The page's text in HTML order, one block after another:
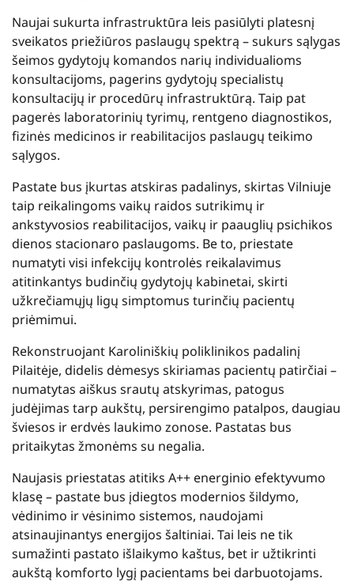
Naujai sukurta infrastruktūra leis pasiūlyti platesnį
sveikatos priežiūros paslaugų spektrą – sukurs sąlygas
šeimos gydytojų komandos narių individualioms
konsultacijoms, pagerins gydytojų specialistų
konsultacijų ir procedūrų infrastruktūrą. Taip pat
pagerės laboratorinių tyrimų, rentgeno diagnostikos,
fizinės medicinos ir reabilitacijos paslaugų teikimo
sąlygos.
Pastate bus įkurtas atskiras padalinys, skirtas Vilniuje
taip reikalingoms vaikų raidos sutrikimų ir
ankstyvosios reabilitacijos, vaikų ir paauglių psichikos
dienos stacionaro paslaugoms. Be to, priestate
numatyti visi infekcijų kontrolės reikalavimus
atitinkantys budinčių gydytojų kabinetai, skirti
užkrečiamųjų ligų simptomus turinčių pacientų
priėmimui.
Rekonstruojant Karoliniškių poliklinikos padalinį
Pilaitėje, didelis dėmesys skiriamas pacientų patirčiai –
numatytas aiškus srautų atskyrimas, patogus
judėjimas tarp aukštų, persirengimo patalpos, daugiau
šviesos ir erdvės laukimo zonose. Pastatas bus
pritaikytas žmonėms su negalia.
Naujasis priestatas atitiks A++ energinio efektyvumo
klasę – pastate bus įdiegtos modernios šildymo,
vėdinimo ir vėsinimo sistemos, naudojami
atsinaujinantys energijos šaltiniai. Tai leis ne tik
sumažinti pastato išlaikymo kaštus, bet ir užtikrinti
aukštą komforto lygį pacientams bei darbuotojams.